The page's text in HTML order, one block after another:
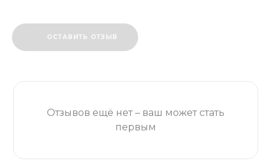
ОСТАВИТЬ ОТЗЫВ
Отзывов ещё нет – ваш может стать
первым